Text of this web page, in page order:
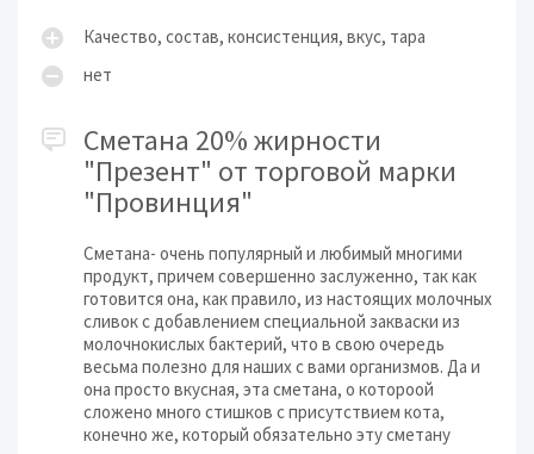
Качество, состав, консистенция, вкус, тара
нет
Сметана 20% жирности
"Презент" от торговой марки
"Провинция"
Сметана- очень популярный и любимый многими
продукт, причем совершенно заслуженно, так как
готовится она, как правило, из настоящих молочных
сливок с добавлением специальной закваски из
молочнокислых бактерий, что в свою очередь
весьма полезно для наших с вами организмов. Да и
она просто вкусная, эта сметана, о котороой
сложено много стишков с присутствием кота,
конечно же, который обязательно эту сметану